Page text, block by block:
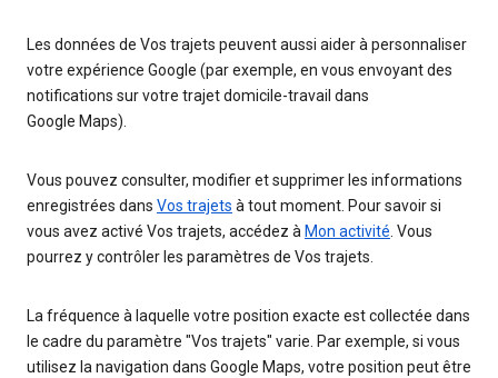
Les données de Vos trajets peuvent aussi aider à personnaliser
votre expérience Google (par exemple, en vous envoyant des
notifications sur votre trajet domicile-travail dans
Google Maps).
Vous pouvez consulter, modifier et supprimer les informations
enregistrées dans Vos trajets à tout moment. Pour savoir si
vous avez activé Vos trajets, accédez à Mon activité. Vous
pourrez y contrôler les paramètres de Vos trajets.
La fréquence à laquelle votre position exacte est collectée dans
le cadre du paramètre "Vos trajets" varie. Par exemple, si vous
utilisez la navigation dans Google Maps, votre position peut être